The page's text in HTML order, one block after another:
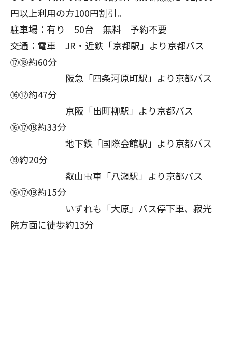
円以上利用の方100円割引。
駐車場：有り 50台 無料 予約不要
交通：電車 JR・近鉄「京都駅」より京都バス
⑰⑱約60分
阪急「四条河原町駅」より京都バス
⑯⑰約47分
京阪「出町柳駅」より京都バス
⑯⑰⑱約33分
地下鉄「国際会館駅」より京都バス
⑲約20分
叡山電車「八瀬駅」より京都バス
⑯⑰⑲約15分
いずれも「大原」バス停下車、寂光
院方面に徒歩約13分
閉じる